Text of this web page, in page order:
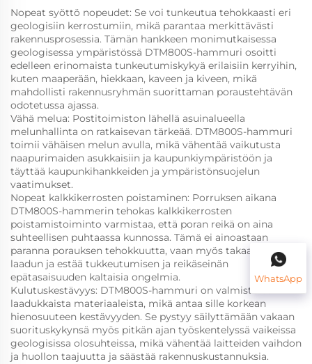
Nopeat syöttö nopeudet: Se voi tunkeutua tehokkaasti eri
geologisiin kerrostumiin, mikä parantaa merkittävästi
rakennusprosessia. Tämän hankkeen monimutkaisessa
geologisessa ympäristössä DTM800S-hammuri osoitti
edelleen erinomaista tunkeutumiskykyä erilaisiin kerryihin,
kuten maaperään, hiekkaan, kaveen ja kiveen, mikä
mahdollisti rakennusryhmän suorittaman poraustehtävän
odotetussa ajassa.
Vähä melua: Postitoimiston lähellä asuinalueella
melunhallinta on ratkaisevan tärkeää. DTM800S-hammuri
toimii vähäisen melun avulla, mikä vähentää vaikutusta
naapurimaiden asukkaisiin ja kaupunkiympäristöön ja
täyttää kaupunkihankkeiden ja ympäristönsuojelun
vaatimukset.
Nopeat kalkkikerrosten poistaminen: Porruksen aikana
DTM800S-hammerin tehokas kalkkikerrosten
poistamistoiminto varmistaa, että poran reikä on aina
suhteellisen puhtaassa kunnossa. Tämä ei ainoastaan
paranna porauksen tehokkuutta, vaan myös takaa reiän
laadun ja estää tukkeutumisen ja reikäseinän
epätasaisuuden kaltaisia ongelmia.
Kulutuskestävyys: DTM800S-hammuri on valmistettu
laadukkaista materiaaleista, mikä antaa sille korkean
hienosuuteen kestävyyden. Se pystyy säilyttämään vakaan
suorituskykynsä myös pitkän ajan työskentelyssä vaikeissa
geologisissa olosuhteissa, mikä vähentää laitteiden vaihdon
ja huollon taajuutta ja säästää rakennuskustannuksia.
WhatsApp